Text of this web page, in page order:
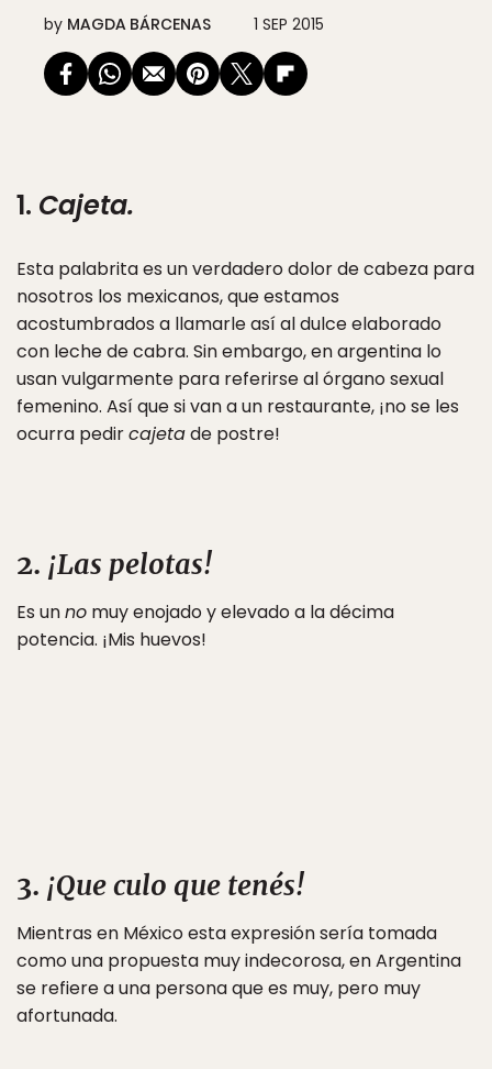
by MAGDA BÁRCENAS 1 SEP 2015
1. Cajeta.
Esta palabrita es un verdadero dolor de cabeza para
nosotros los mexicanos, que estamos
acostumbrados a llamarle así al dulce elaborado
con leche de cabra. Sin embargo, en argentina lo
usan vulgarmente para referirse al órgano sexual
femenino. Así que si van a un restaurante, ¡no se les
ocurra pedircajetade postre!
2. ¡Las pelotas!
Es unno muy enojado y elevado a la décima
potencia. ¡Mis huevos!
3. ¡Que culo que tenés!
Mientras en México esta expresión sería tomada
como una propuesta muy indecorosa, en Argentina
se refiere a una persona que es muy, pero muy
afortunada.